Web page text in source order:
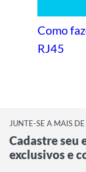
Como
RJ45
JUNTE-SE A MAIS
Cadastre seu
exclusivos e